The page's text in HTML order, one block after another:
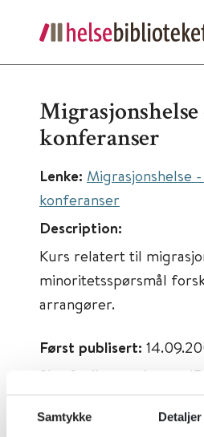
Samtykke Detaljer
Migrasjonshelse
konferanser
Lenke: Migrasjonshelse
konferanser
Description:
Kurs relatert til
minoritetsspørsmål
arrangører.
Først publisert:
Sist faglig oppdatert:
Språk: